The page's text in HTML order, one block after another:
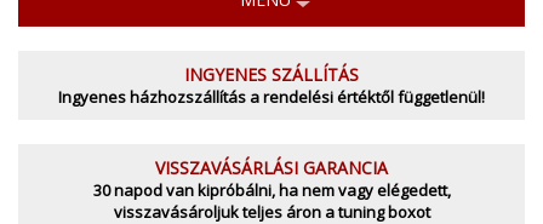
INGYENES SZÁLLÍTÁS
Ingyenes házhozszállítás a rendelési értéktől függetlenül!
VISSZAVÁSÁRLÁSI GARANCIA
30 napod van kipróbálni, ha nem vagy elégedett,
visszavásároljuk teljes áron a tuning boxot